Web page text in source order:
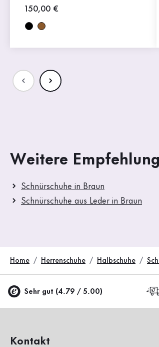
Neuer Preis
150,00 €
Weitere
Schnürschuhe in Braun
Schnürschuhe aus Leder in Braun
Home Herrenschuhe Halbschuhe
Sehr gut (4.79 / 5.00)
Kontakt